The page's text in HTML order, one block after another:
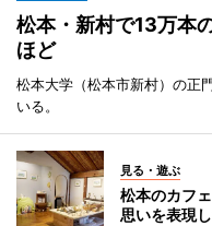
松本・新村で13万本
ほど
松本大学（松本市新村）の正
いる。
見る・遊ぶ
松本のカフ
思いを表現